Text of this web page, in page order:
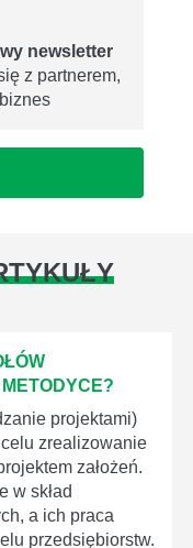
newsletter
z partnerem,
projektami)
zrealizowanie
założeń.
w skład
a ich praca
przedsiębiorstw.